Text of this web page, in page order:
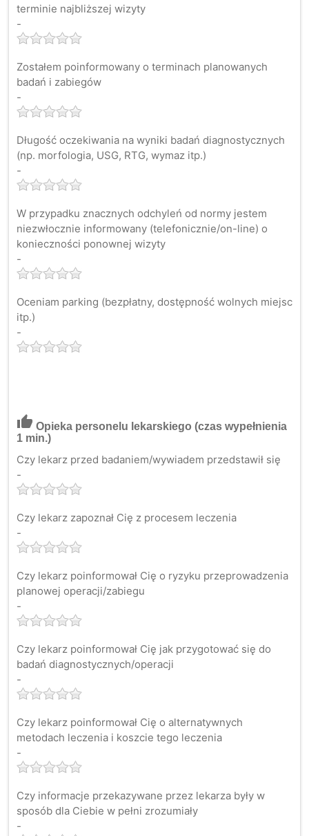
terminie najbliższej wizyty
-
Zostałem poinformowany o terminach planowanych
badań i zabiegów
-
Długość oczekiwania na wyniki badań diagnostycznych
(np. morfologia, USG, RTG, wymaz itp.)
-
W przypadku znacznych odchyleń od normy jestem
niezwłocznie informowany (telefonicznie/on-line) o
konieczności ponownej wizyty
-
Oceniam parking (bezpłatny, dostępność wolnych miejsc
itp.)
-
thumb_up Opieka personelu lekarskiego (czas wypełnienia
1 min.)
Czy lekarz przed badaniem/wywiadem przedstawił się
-
Czy lekarz zapoznał Cię z procesem leczenia
-
Czy lekarz poinformował Cię o ryzyku przeprowadzenia
planowej operacji/zabiegu
-
Czy lekarz poinformował Cię jak przygotować się do
badań diagnostycznych/operacji
-
Czy lekarz poinformował Cię o alternatywnych
metodach leczenia i koszcie tego leczenia
-
Czy informacje przekazywane przez lekarza były w
sposób dla Ciebie w pełni zrozumiały
-